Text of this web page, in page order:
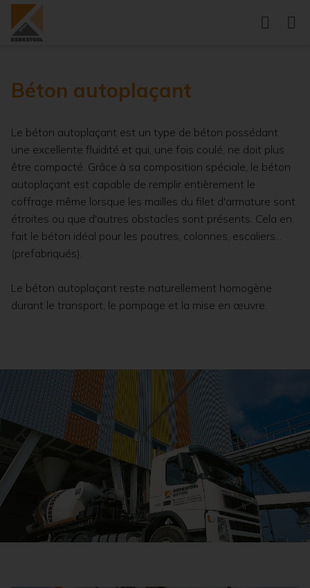
Béton autoplaçant
Le béton autoplaçant est un type de béton possédant
une excellente fluidité et qui, une fois coulé, ne doit plus
être compacté. Grâce à sa composition spéciale, le béton
autoplaçant est capable de remplir entièrement le
coffrage même lorsque les mailles du filet d'armature sont
étroites ou que d'autres obstacles sont présents. Cela en
fait le béton idéal pour les poutres, colonnes, escaliers...
(prefabriqués).
Le béton autoplaçant reste naturellement homogène
durant le transport, le pompage et la mise en œuvre.